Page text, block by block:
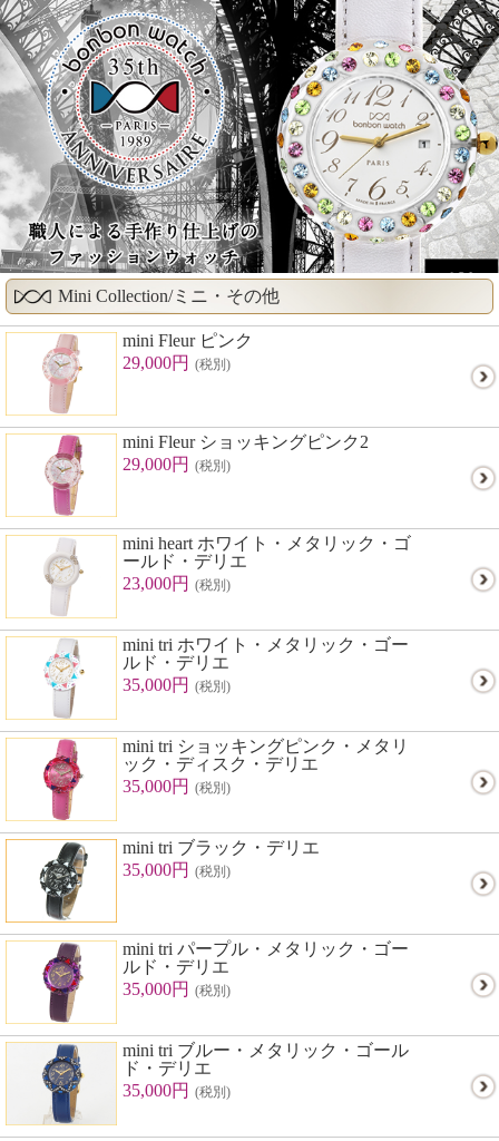
Mini Collection/ミニ・その他
mini Fleur ピンク
29,000円 (税別)
mini Fleur ショッキングピンク2
29,000円 (税別)
mini heart ホワイト・メタリック・ゴ
ールド・デリエ
23,000円 (税別)
mini tri ホワイト・メタリック・ゴー
ルド・デリエ
35,000円 (税別)
mini tri ショッキングピンク・メタリ
ック・ディスク・デリエ
35,000円 (税別)
mini tri ブラック・デリエ
35,000円 (税別)
mini tri パープル・メタリック・ゴー
ルド・デリエ
35,000円 (税別)
mini tri ブルー・メタリック・ゴール
ド・デリエ
35,000円 (税別)